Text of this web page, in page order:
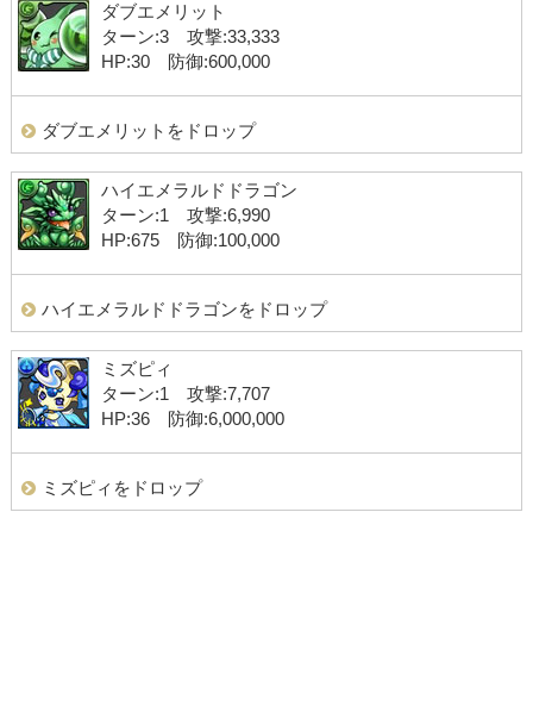
ダブエメリット
ターン:3 攻撃:33,333
HP:30 防御:600,000
ダブエメリットをドロップ
ハイエメラルドドラゴン
ターン:1 攻撃:6,990
HP:675 防御:100,000
ハイエメラルドドラゴンをドロップ
ミズピィ
ターン:1 攻撃:7,707
HP:36 防御:6,000,000
ミズピィをドロップ